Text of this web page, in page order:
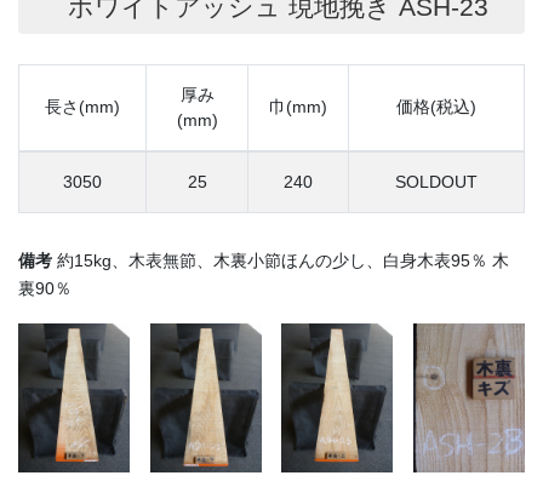
ホワイトアッシュ 現地挽き ASH-23
長さ(mm)
厚み
(mm)
巾(mm) 価格(税込)
3050 25 240 SOLDOUT
備考 約15kg、木表無節、木裏小節ほんの少し、白身木表95％ 木
裏90％